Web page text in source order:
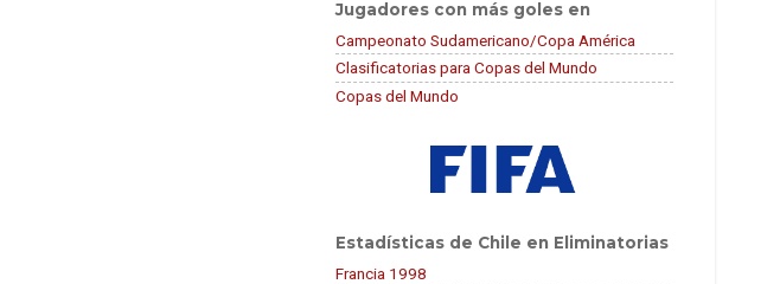
Jugadores con más goles en
Campeonato Sudamericano/Copa América
Clasificatorias para Copas del Mundo
Copas del Mundo
Estadísticas de Chile en Eliminatorias
Francia 1998